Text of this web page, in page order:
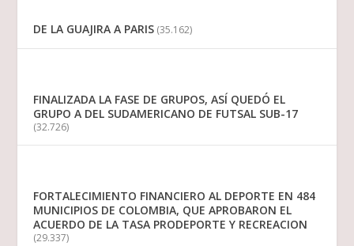
DE LA GUAJIRA A PARIS (35.162)
FINALIZADA LA FASE DE GRUPOS, ASÍ QUEDÓ EL
GRUPO A DEL SUDAMERICANO DE FUTSAL SUB-17
(32.726)
FORTALECIMIENTO FINANCIERO AL DEPORTE EN 484
MUNICIPIOS DE COLOMBIA, QUE APROBARON EL
ACUERDO DE LA TASA PRODEPORTE Y RECREACION
(29.337)